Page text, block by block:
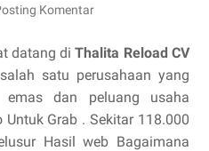
Komentar
datang diThalita Reload CV
satu perusahaan yang
emas dan peluang usaha
Grab . Sekitar 118.000
Hasil web Bagaimana